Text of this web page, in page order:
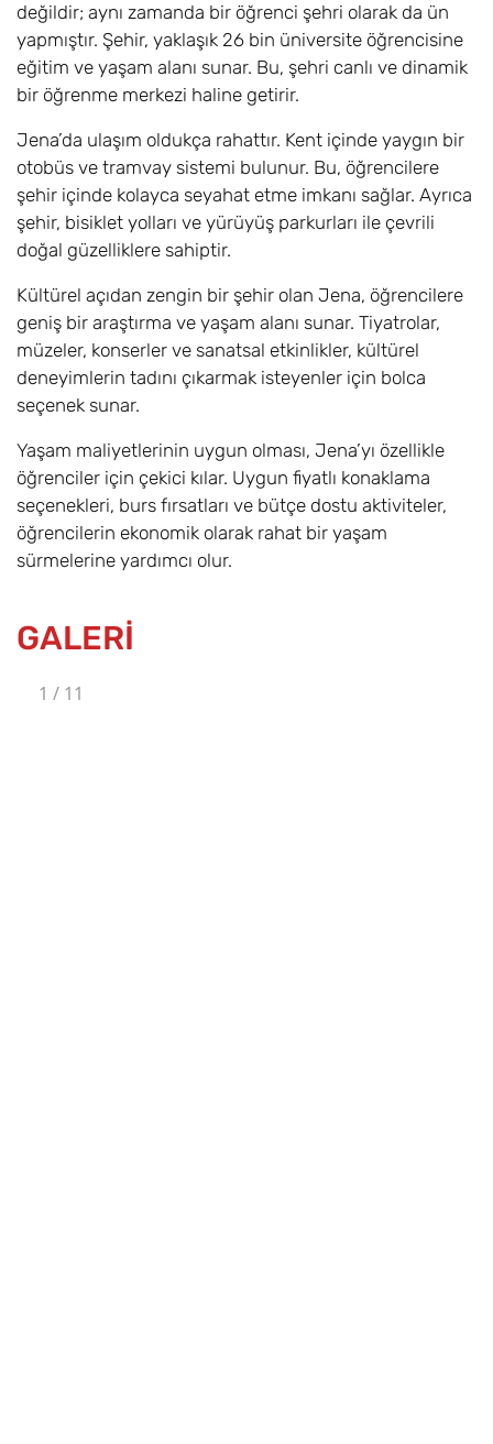
değildir; aynı zamanda bir öğrenci şehri olarak da ün
yapmıştır. Şehir, yaklaşık 26 bin üniversite öğrencisine
eğitim ve yaşam alanı sunar. Bu, şehri canlı ve dinamik
bir öğrenme merkezi haline getirir.
Jena’da ulaşım oldukça rahattır. Kent içinde yaygın bir
otobüs ve tramvay sistemi bulunur. Bu, öğrencilere
şehir içinde kolayca seyahat etme imkanı sağlar. Ayrıca
şehir, bisiklet yolları ve yürüyüş parkurları ile çevrili
doğal güzelliklere sahiptir.
Kültürel açıdan zengin bir şehir olan Jena, öğrencilere
geniş bir araştırma ve yaşam alanı sunar. Tiyatrolar,
müzeler, konserler ve sanatsal etkinlikler, kültürel
deneyimlerin tadını çıkarmak isteyenler için bolca
seçenek sunar.
Yaşam maliyetlerinin uygun olması, Jena’yı özellikle
öğrenciler için çekici kılar. Uygun fiyatlı konaklama
seçenekleri, burs fırsatları ve bütçe dostu aktiviteler,
öğrencilerin ekonomik olarak rahat bir yaşam
sürmelerine yardımcı olur.
GALERİ
1 / 11